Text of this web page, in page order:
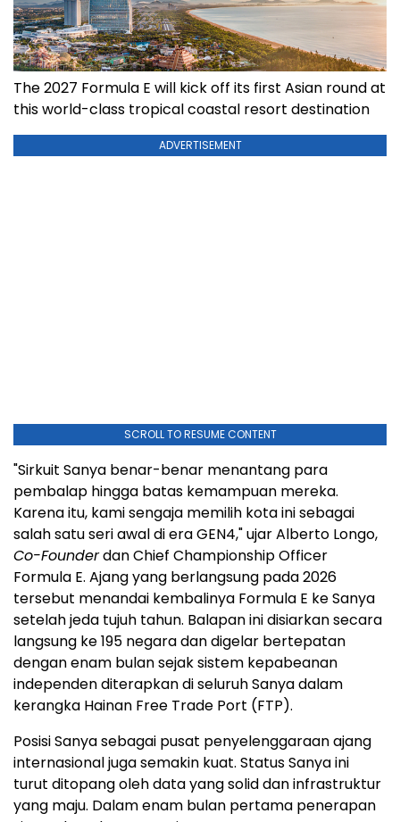
The 2027 Formula E will kick off its first Asian round at
this world-class tropical coastal resort destination
ADVERTISEMENT
SCROLL TO RESUME CONTENT
"Sirkuit Sanya benar-benar menantang para
pembalap hingga batas kemampuan mereka.
Karena itu, kami sengaja memilih kota ini sebagai
salah satu seri awal di era GEN4," ujar Alberto Longo,
Co-Founderdan Chief Championship Officer
Formula E. Ajang yang berlangsung pada 2026
tersebut menandai kembalinya Formula E ke Sanya
setelah jeda tujuh tahun. Balapan ini disiarkan secara
langsung ke 195 negara dan digelar bertepatan
dengan enam bulan sejak sistem kepabeanan
independen diterapkan di seluruh Sanya dalam
kerangka Hainan Free Trade Port (FTP).
Posisi Sanya sebagai pusat penyelenggaraan ajang
internasional juga semakin kuat. Status Sanya ini
turut ditopang oleh data yang solid dan infrastruktur
yang maju. Dalam enam bulan pertama penerapan